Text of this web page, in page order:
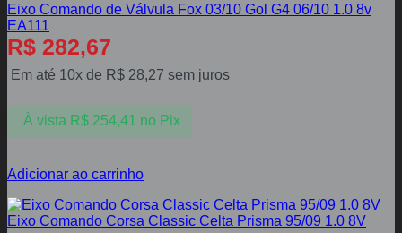
Eixo Comando de Válvula Fox 03/10 Gol G4 06/10 1.0 8v
EA111
R$ 282,67
Em até 10x de R$ 28,27 sem juros
À vista R$254,41 no Pix
Adicionar ao carrinho
Eixo Comando Corsa Classic Celta Prisma 95/09 1.0 8V